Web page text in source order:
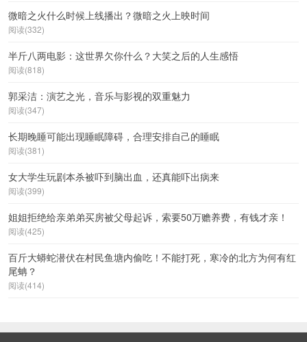
微暗之火什么时候上线播出？微暗之火上映时间
阅读(332)
半斤八两电影：这世界欠你什么？大笑之后的人生感悟
阅读(818)
郭采洁：演艺之光，音乐与影视的双重魅力
阅读(347)
长期晚睡可能出现睡眠障碍，合理安排自己的睡眠
阅读(381)
女大学生玩剧本杀被吓到脑出血，还真能吓出病来
阅读(399)
姐姐拒绝给亲弟弟买房被父母起诉，索要50万赡养费，有钱才亲！
阅读(425)
百斤大蟒蛇潜伏在村民鱼塘内偷吃！不能打死，寒冷的北方为何有红
尾蚺？
阅读(414)